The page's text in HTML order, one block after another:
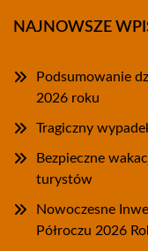
NAJNOWSZE
Podsumowanie
2026 roku
Tragiczny
Bezpieczne
turystów
Nowoczesne
Półroczu 2026